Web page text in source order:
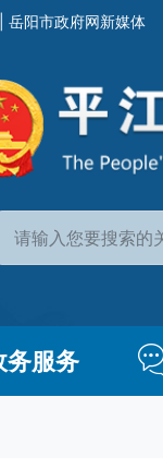
岳阳市政府网新媒体
务服务